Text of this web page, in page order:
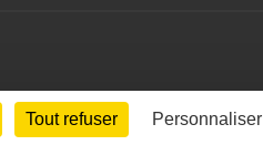
Tout refuser Personnaliser